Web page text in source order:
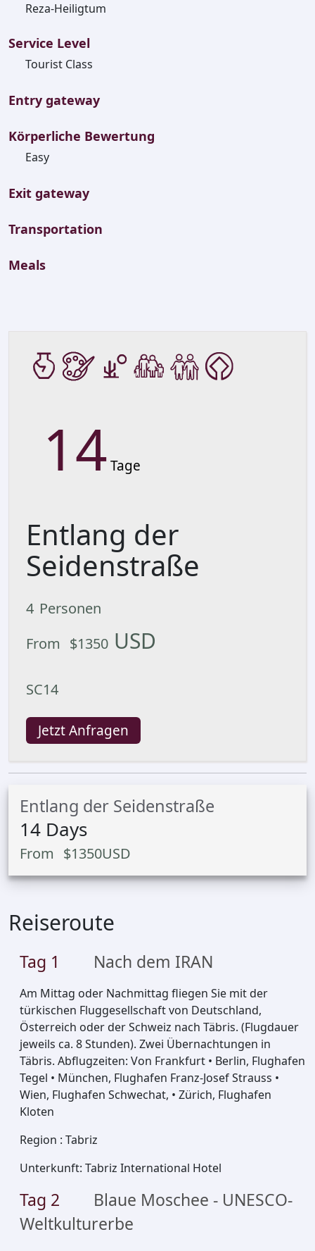
Reza-Heiligtum
Service Level
Tourist Class
Entry gateway
Körperliche Bewertung
Easy
Exit gateway
Transportation
Meals
14Tage
Entlang der
Seidenstraße
4 Personen
From $1350 USD
SC14
Jetzt Anfragen
Entlang der Seidenstraße
14 Days
From $1350USD
Reiseroute
Tag 1 Nach dem IRAN
Am Mittag oder Nachmittag fliegen Sie mit der
türkischen Fluggesellschaft von Deutschland,
Österreich oder der Schweiz nach Täbris. (Flugdauer
jeweils ca. 8 Stunden). Zwei Übernachtungen in
Täbris. Abflugzeiten: Von Frankfurt • Berlin, Flughafen
Tegel • München, Flughafen Franz-Josef Strauss •
Wien, Flughafen Schwechat, • Zürich, Flughafen
Kloten
Region : Tabriz
Unterkunft: Tabriz International Hotel
Tag 2
Blaue Moschee - UNESCO-
Weltkulturerbe